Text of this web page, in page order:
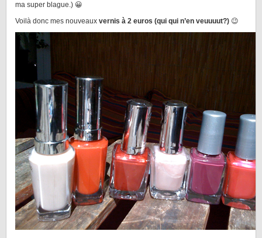
ma super blague.) 😀
Voilà donc mes nouveaux vernis à 2 euros (qui qui n’en veuuuut?) 😉